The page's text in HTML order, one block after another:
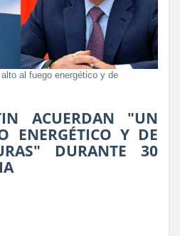
al fuego energético y de
ACUERDAN "UN
ENERGÉTICO Y DE
DURANTE 30